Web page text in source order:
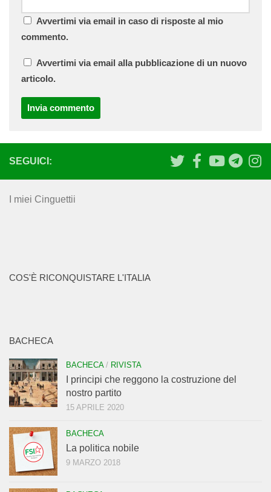
Avvertimi via email in caso di risposte al mio
commento.
Avvertimi via email alla pubblicazione di un nuovo
articolo.
SEGUICI:
I miei Cinguettii
COS'È RICONQUISTARE L'ITALIA
BACHECA
BACHECA/ RIVISTA
I principi che reggono la costruzione del
nostro partito
15 APRILE 2020
BACHECA
La politica nobile
9 MARZO 2018